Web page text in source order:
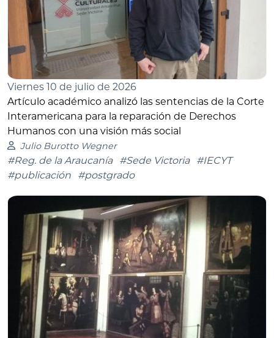
Viernes 10 de julio de 2026
Artículo académico analizó las sentencias de la Corte
Interamericana para la reparación de Derechos
Humanos con una visión más social
Julio Burotto Wegner
#Reg. de la Araucanía #Sede Victoria
#IECYT
#publicación
#postgrado